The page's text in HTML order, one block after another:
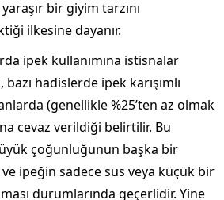
bir giyim tarzını
ilkesine dayanır.
ipek kullanımına istisnalar
hadislerde ipek karışımlı
(genellikle %25’ten az olmak
cevaz verildiği belirtilir. Bu
çoğunluğunun başka bir
ipeğin sadece süs veya küçük bir
durumlarında geçerlidir. Yine